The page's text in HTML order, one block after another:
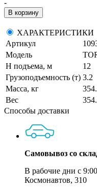
-
В корзину
ХАРАКТЕРИСТИКИ
Артикул
Модель
H подъема, м
12
Грузоподъемность (т) 3.2
Масса, кг
Вес
Способы доставки
Самовывоз со
В рабочие дни с
Космонавтов, 310